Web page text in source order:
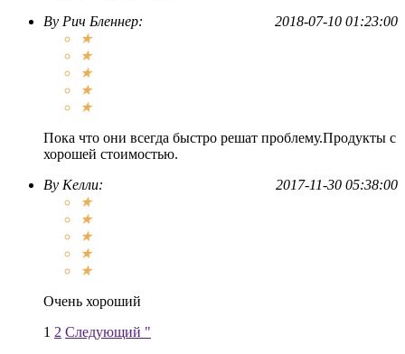
2018-07-10 01:23:00
By Рич Бленнер:
★
★
★
★
★
Пока что они всегда быстро решат проблему.Продукты с
хорошей стоимостью.
2017-11-30 05:38:00
By Келли:
★
★
★
★
★
Очень хороший
1 2 Следующий "